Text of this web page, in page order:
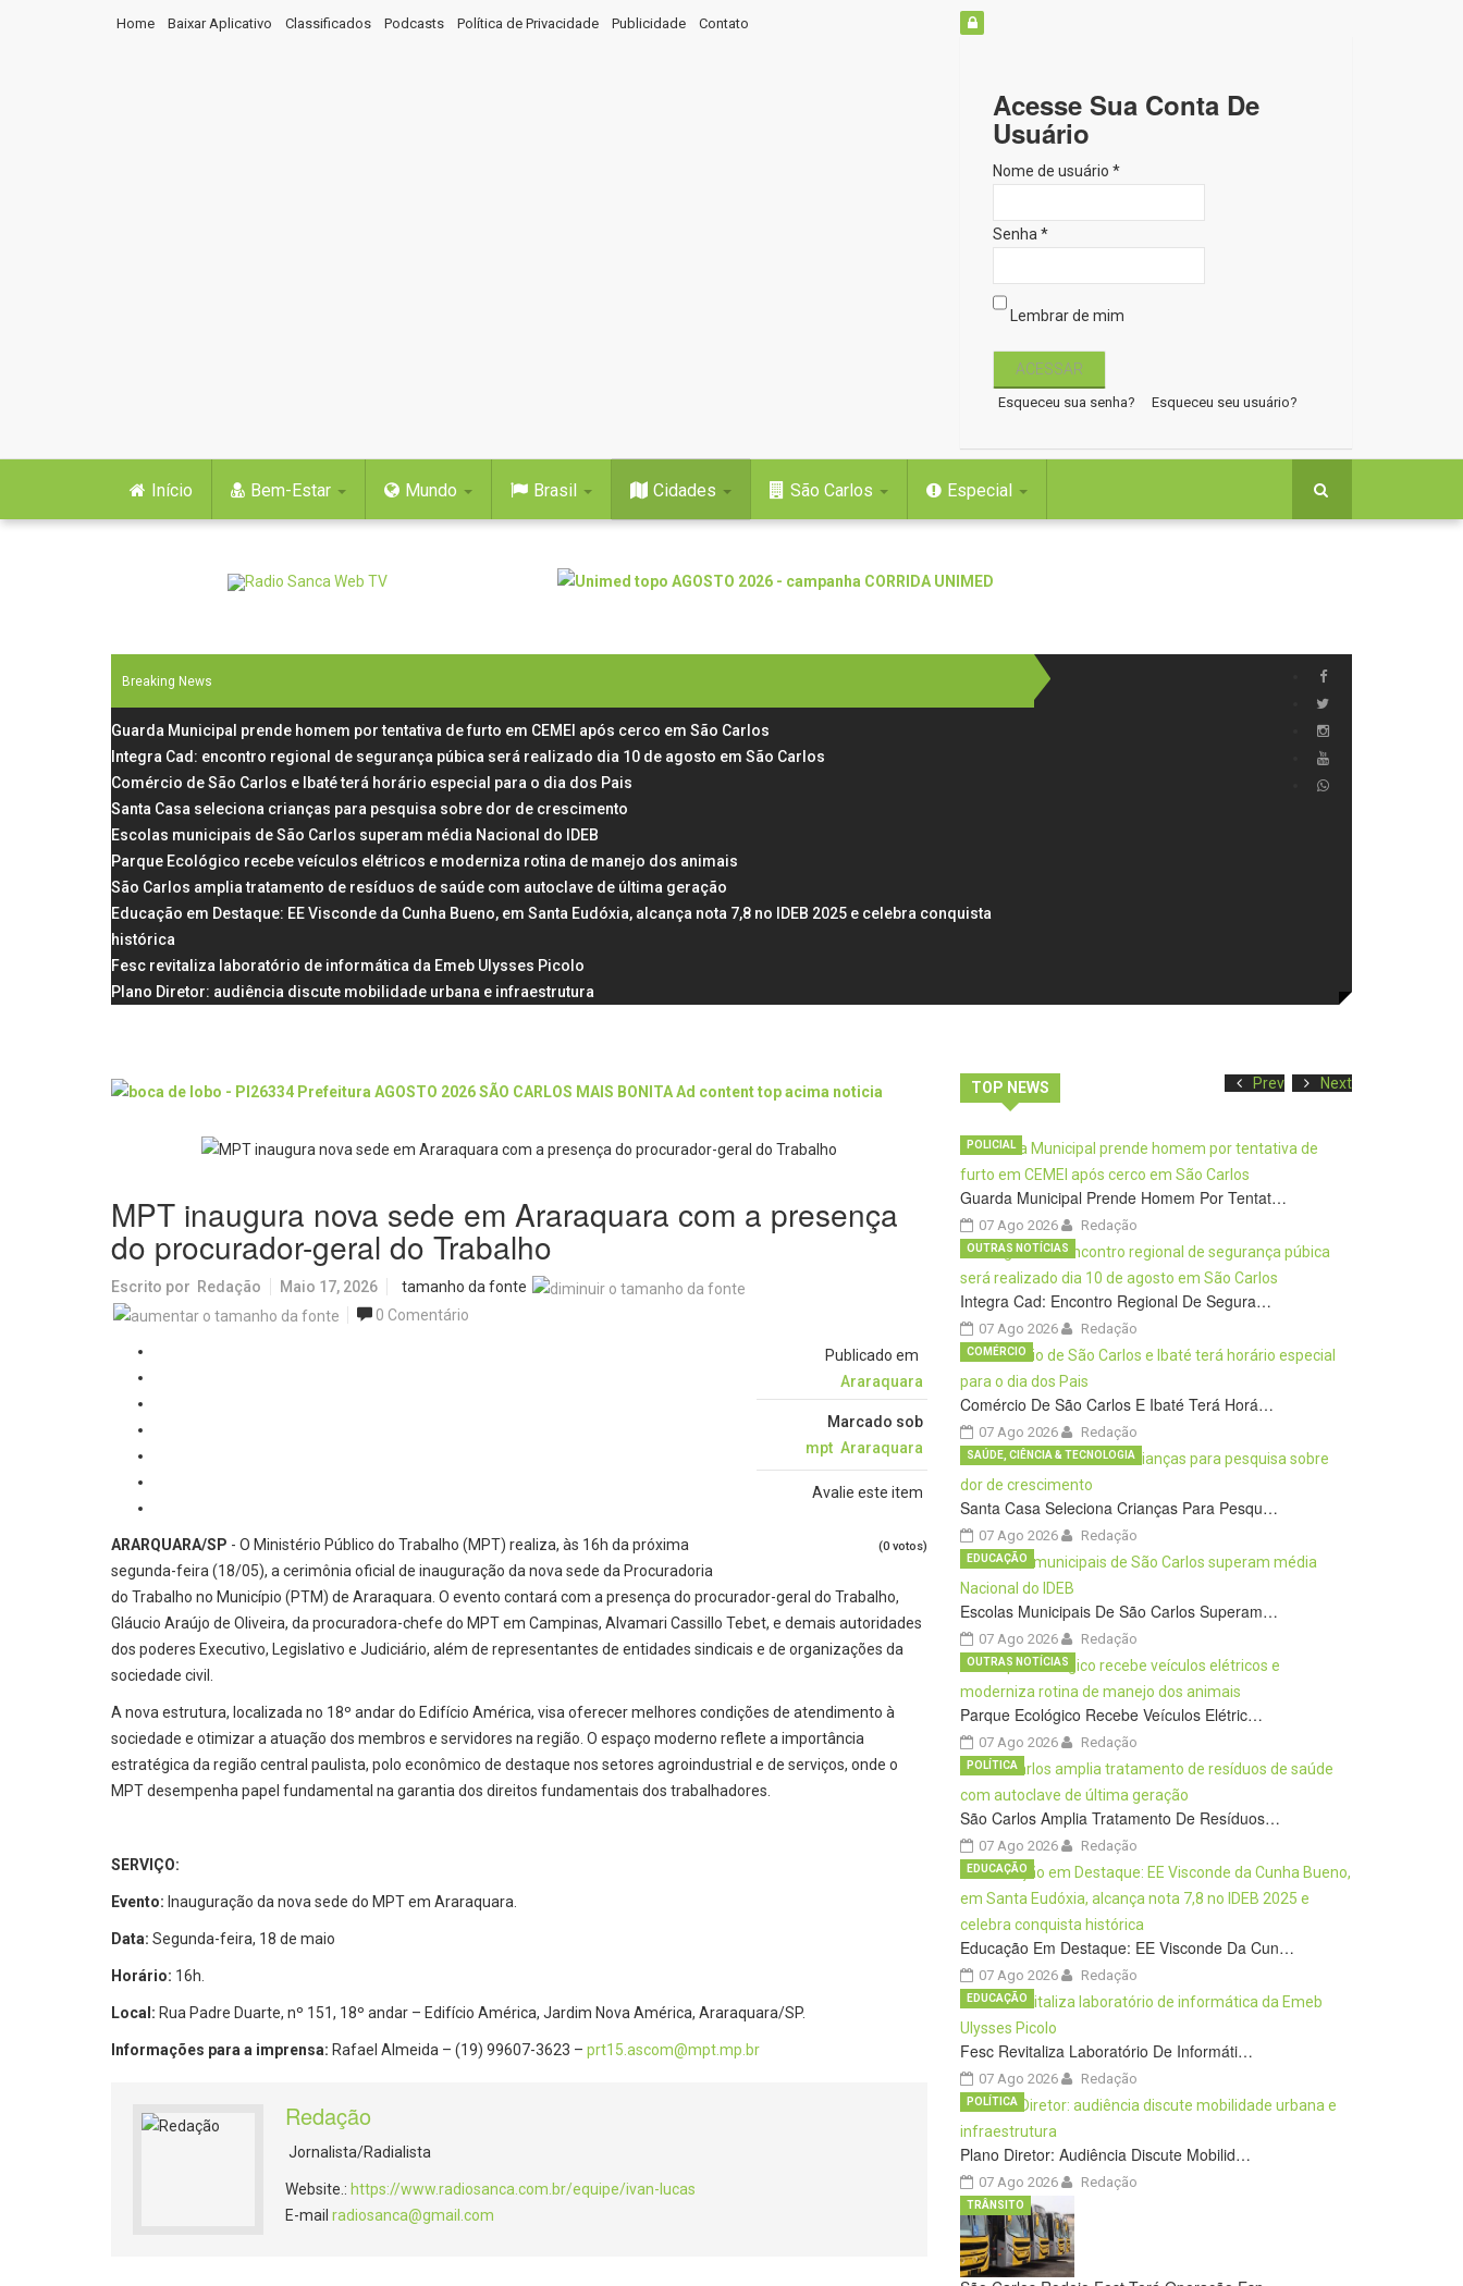
Home Baixar Aplicativo Classificados Podcasts Política de Privacidade Publicidade Contato
Acesse Sua Conta De
Usuário
Nome de usuário *
Senha *
Lembrar de mim
Esqueceu sua senha? Esqueceu seu usuário?
Início Bem-Estar Mundo Brasil Cidades São Carlos Especial
Breaking News
Guarda Municipal prende homem por tentativa de furto em CEMEI após cerco em São Carlos
Integra Cad: encontro regional de segurança púbica será realizado dia 10 de agosto em São Carlos
Comércio de São Carlos e Ibaté terá horário especial para o dia dos Pais
Santa Casa seleciona crianças para pesquisa sobre dor de crescimento
Escolas municipais de São Carlos superam média Nacional do IDEB
Parque Ecológico recebe veículos elétricos e moderniza rotina de manejo dos animais
São Carlos amplia tratamento de resíduos de saúde com autoclave de última geração
Educação em Destaque: EE Visconde da Cunha Bueno, em Santa Eudóxia, alcança nota 7,8 no IDEB 2025 e celebra conquista
histórica
Fesc revitaliza laboratório de informática da Emeb Ulysses Picolo
Plano Diretor: audiência discute mobilidade urbana e infraestrutura
MPT inaugura nova sede em Araraquara com a presença
do procurador-geral do Trabalho
Escrito por Redação Maio 17, 2026
tamanho da fonte
0 Comentário
Publicado em
Araraquara
Marcado sob
mpt Araraquara
Avalie este item
(0 votos)
ARARQUARA/SP - O Ministério Público do Trabalho (MPT) realiza, às 16h da próxima
segunda-feira (18/05), a cerimônia oficial de inauguração da nova sede da Procuradoria
do Trabalho no Município (PTM) de Araraquara. O evento contará com a presença do procurador-geral do Trabalho,
Gláucio Araújo de Oliveira, da procuradora-chefe do MPT em Campinas, Alvamari Cassillo Tebet, e demais autoridades
dos poderes Executivo, Legislativo e Judiciário, além de representantes de entidades sindicais e de organizações da
sociedade civil.
A nova estrutura, localizada no 18º andar do Edifício América, visa oferecer melhores condições de atendimento à
sociedade e otimizar a atuação dos membros e servidores na região. O espaço moderno reflete a importância
estratégica da região central paulista, polo econômico de destaque nos setores agroindustrial e de serviços, onde o
MPT desempenha papel fundamental na garantia dos direitos fundamentais dos trabalhadores.
SERVIÇO:
Evento: Inauguração da nova sede do MPT em Araraquara.
Data: Segunda-feira, 18 de maio
Horário: 16h.
Local: Rua Padre Duarte, nº 151, 18º andar – Edifício América, Jardim Nova América, Araraquara/SP.
Informações para a imprensa: Rafael Almeida – (19) 99607-3623 – prt15.ascom@mpt.mp.br
Redação
Jornalista/Radialista
Website.: https://www.radiosanca.com.br/equipe/ivan-lucas
E-mail radiosanca@gmail.com
TOP NEWS Prev Next
Guarda Municipal Prende Homem Por Tentat…
07 Ago 2026
POLICIAL
Redação
Integra Cad: Encontro Regional De Segura…
07 Ago 2026
OUTRAS NOTÍCIAS
Redação
Comércio De São Carlos E Ibaté Terá Horá…
07 Ago 2026
COMÉRCIO
Redação
Santa Casa Seleciona Crianças Para Pesqu…
07 Ago 2026
SAÚDE, CIÊNCIA & TECNOLOGIA
Redação
Escolas Municipais De São Carlos Superam…
07 Ago 2026
EDUCAÇÃO
Redação
Parque Ecológico Recebe Veículos Elétric…
07 Ago 2026
OUTRAS NOTÍCIAS
Redação
São Carlos Amplia Tratamento De Resíduos…
07 Ago 2026
POLÍTICA
Redação
Educação Em Destaque: EE Visconde Da Cun…
07 Ago 2026
EDUCAÇÃO
Redação
Fesc Revitaliza Laboratório De Informáti…
07 Ago 2026
EDUCAÇÃO
Redação
Plano Diretor: Audiência Discute Mobilid…
07 Ago 2026
POLÍTICA
Redação
TRÂNSITO